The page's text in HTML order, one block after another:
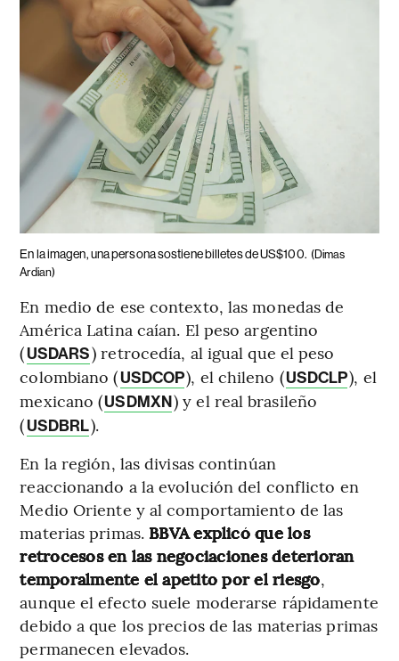
En la imagen, una persona sostiene billetes de US$100. (Dimas
Ardian)
En medio de ese contexto, las monedas de
América Latina caían. El peso argentino
(USDARS) retrocedía, al igual que el peso
colombiano (USDCOP), el chileno (USDCLP), el
mexicano (USDMXN) y el real brasileño
(USDBRL).
En la región, las divisas continúan
reaccionando a la evolución del conflicto en
Medio Oriente y al comportamiento de las
materias primas. BBVA explicó que los
retrocesos en las negociaciones deterioran
temporalmente el apetito por el riesgo,
aunque el efecto suele moderarse rápidamente
debido a que los precios de las materias primas
permanecen elevados.